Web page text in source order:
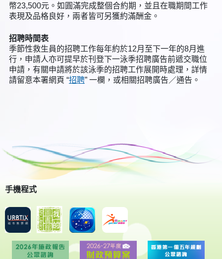
幣23,500元。如圓滿完成整個合約期，並且在職期間工作
表現及品格良好，兩者皆可另獲約滿酬金。
招聘時間表
季節性救生員的招聘工作每年約於12月至下一年的8月進
行，申請人亦可提早於刊登下一泳季招聘廣告前遞交職位
申請，有關申請將於該泳季的招聘工作展開時處理，詳情
請留意本署網頁 “招聘” 一欄，或相關招聘廣告／通告。
手機程式